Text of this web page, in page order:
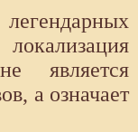
является
а означает